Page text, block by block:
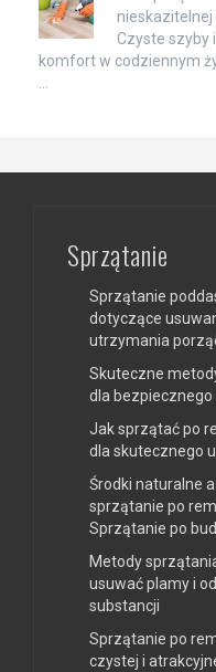
Czyste szyby
komfort w codziennym
…
Sprzątanie
Sprzątanie
dotyczące
utrzymania
Skuteczne
dla
Jak sprzątać po
dla skutecznego
Środki naturalne
sprzątanie po
Sprzątanie po
Metody
usuwać plamy i
substancji
Sprzątanie po
czystej i